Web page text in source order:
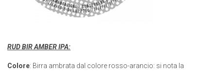
RUD BIR AMBER IPA:
Colore: Birra ambrata dal colore rosso-arancio: si nota la